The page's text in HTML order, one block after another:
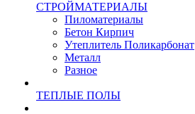
СТРОЙМАТЕРИАЛЫ
Пиломатериалы
Бетон Кирпич
Утеплитель Поликарбонат
Металл
Разное
ТЕПЛЫЕ ПОЛЫ